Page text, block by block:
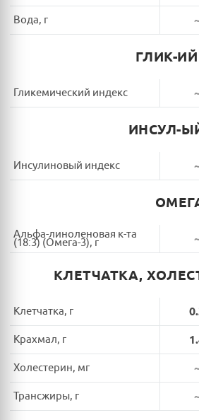
Вода, г
ГЛИК-
Гликемический индекс
ИНСУЛ-
Инсулиновый индекс
Альфа-линоленовая к-та
(18:3) (Омега-3), г
КЛЕТЧАТКА,
Клетчатка, г
Крахмал, г
Холестерин, мг
Трансжиры, г